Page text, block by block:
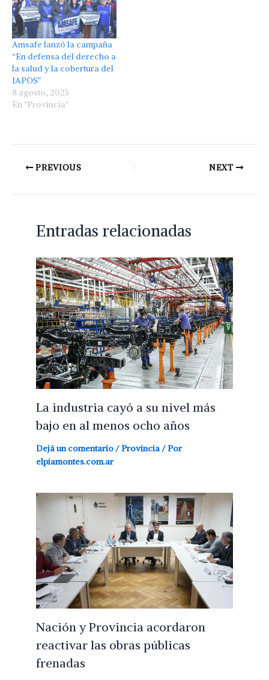
Amsafe lanzó la campaña
“En defensa del derecho a
la salud y la cobertura del
IAPOS”
8 agosto, 2025
En "Provincia"
PREVIOUS NEXT
Entradas relacionadas
La industria cayó a su nivel más
bajo en al menos ocho años
Dejá un comentario / Provincia / Por
elpiamontes.com.ar
Nación y Provincia acordaron
reactivar las obras públicas
frenadas